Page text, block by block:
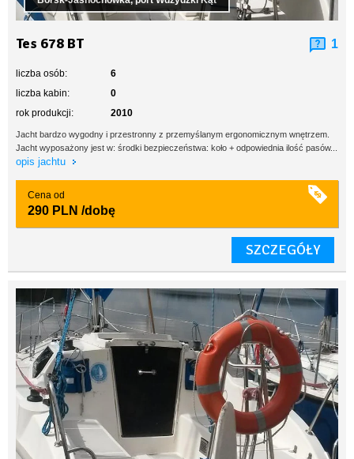
Tes 678 BT 1
liczba osób:
6
liczba kabin:
0
rok produkcji:
2010
Jacht bardzo wygodny i przestronny z przemyślanym ergonomicznym wnętrzem.
Jacht wyposażony jest w: środki bezpieczeństwa: koło + odpowiednia ilość pasów...
opis jachtu
Cena od
290 PLN /dobę
SZCZEGÓŁY